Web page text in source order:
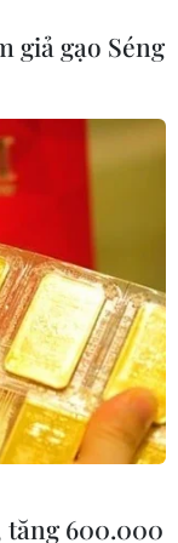
đẩy lùi
đến giờ phút
lùi được dịch
quan trong
giả gạo Séng
tăng 600.000